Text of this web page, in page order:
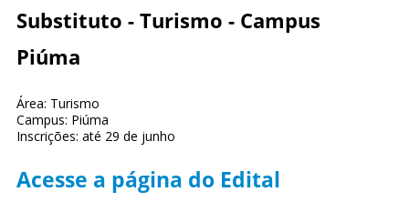
Substituto - Turismo - Campus
Piúma
Área: Turismo
Campus: Piúma
Inscrições: até 29 de junho
Acesse a página do Edital